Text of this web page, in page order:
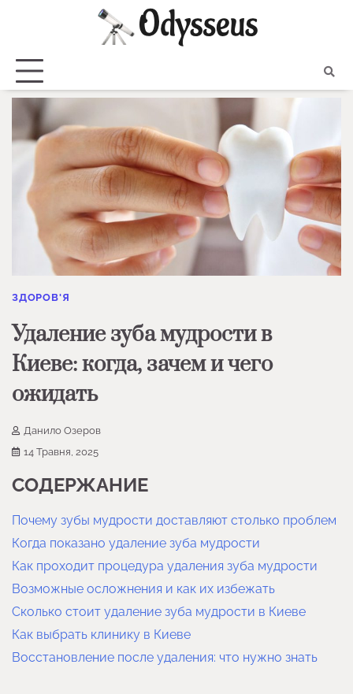
ЗДОРОВ'Я
Удаление зуба мудрости в
Киеве: когда, зачем и чего
ожидать
Данило Озеров
14 Травня, 2025
СОДЕРЖАНИЕ
Почему зубы мудрости доставляют столько проблем
Когда показано удаление зуба мудрости
Как проходит процедура удаления зуба мудрости
Возможные осложнения и как их избежать
Сколько стоит удаление зуба мудрости в Киеве
Как выбрать клинику в Киеве
Восстановление после удаления: что нужно знать